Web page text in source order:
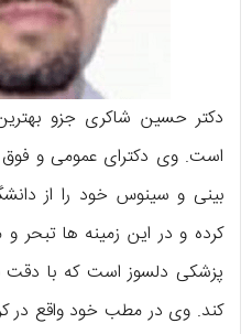
دکتر حسین شاکری جزو
است. وی دکترای عمومی و
بینی و سینوس خود را از
کرده و در این زمینه ها تبحر و
پزشکی دلسوز است که با دقت
کند. وی در مطب خود واقع در